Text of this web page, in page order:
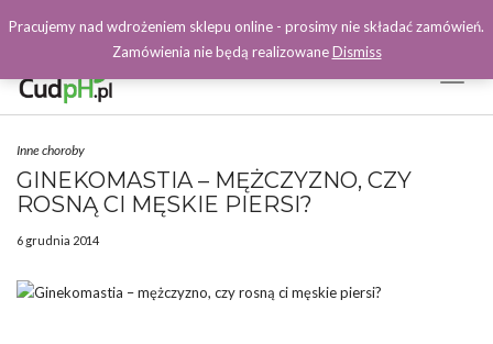
Facebook
Inne choroby
GINEKOMASTIA – MĘŻCZYZNO, CZY
ROSNĄ CI MĘSKIE PIERSI?
6 grudnia 2014
Pracujemy nad wdrożeniem sklepu online - prosimy nie składać zamówień.
Zamówienia nie będą realizowaneDismiss